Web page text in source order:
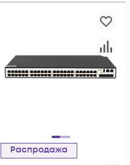
Распродажа